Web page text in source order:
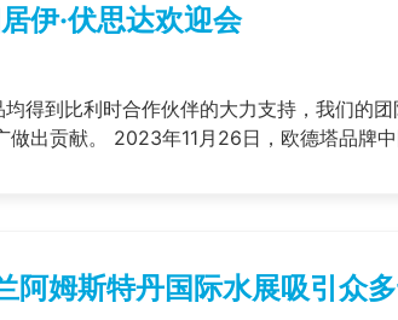
伊·伏思达欢迎会
得到比利时合作伙伴的大力支持，我们的
出贡献。 2023年11月26日，欧德塔品牌中
姆斯特丹国际水展吸引众